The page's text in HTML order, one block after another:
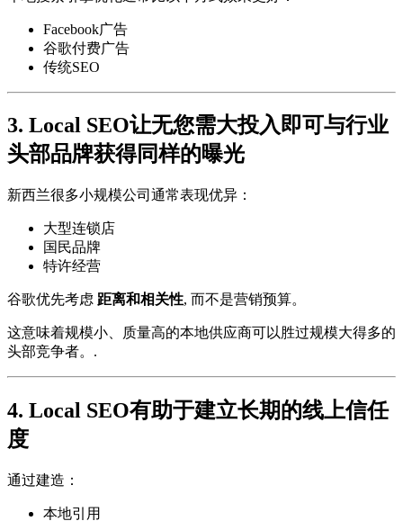
Facebook广告
谷歌付费广告
传统SEO
3. Local SEO让无您需大投入即可与行业
头部品牌获得同样的曝光
新西兰很多小规模公司通常表现优异：
大型连锁店
国民品牌
特许经营
谷歌优先考虑 距离和相关性, 而不是营销预算。
这意味着规模小、质量高的本地供应商可以胜过规模大得多的
头部竞争者。.
4. Local SEO有助于建立长期的线上信任
度
通过建造：
本地引用